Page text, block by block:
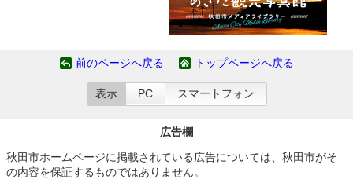
前のページへ戻る トップページへ戻る
表示 PC スマートフォン
広告欄
秋田市ホームページに掲載されている広告については、秋田市がそ
の内容を保証するものではありません。